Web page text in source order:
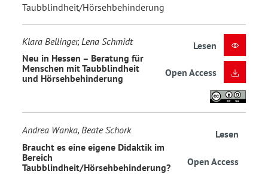
Taubblindheit/Hörsehbehinderung
Klara Bellinger, Lena Schmidt
Neu in Hessen – Beratung für
Menschen mit Taubblindheit
und Hörsehbehinderung
Lesen
Open Access
Andrea Wanka, Beate Schork
Braucht es eine eigene Didaktik im
Bereich
Taubblindheit/Hörsehbehinderung?
Lesen
Open Access